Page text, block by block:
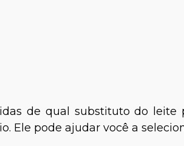
de qual substituto do leite
Ele pode ajudar você a